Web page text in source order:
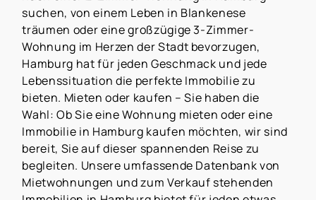
suchen, von einem Leben in Blankenese
träumen oder eine großzügige 3-Zimmer-
Wohnung im Herzen der Stadt bevorzugen,
Hamburg hat für jeden Geschmack und jede
Lebenssituation die perfekte Immobilie zu
bieten. Mieten oder kaufen – Sie haben die
Wahl: Ob Sie eine Wohnung mieten oder eine
Immobilie in Hamburg kaufen möchten, wir sind
bereit, Sie auf dieser spannenden Reise zu
begleiten. Unsere umfassende Datenbank von
Mietwohnungen und zum Verkauf stehenden